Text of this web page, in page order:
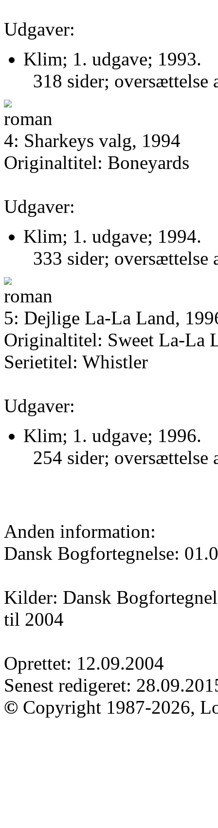
Udgaver:
Klim; 1. udgave; 1993.
318 sider; oversættelse
4: Sharkeys valg, 1994
Originaltitel: Boneyards
Udgaver:
Klim; 1. udgave; 1994.
333 sider; oversættelse
5: Dejlige La-La Land,
Originaltitel: Sweet La-La
Serietitel: Whistler
Udgaver:
Klim; 1. udgave; 1996.
254 sider; oversættelse
Anden information:
Dansk Bogfortegnelse:
Kilder: Dansk
til 2004
Oprettet: 12.09.2004
Senest redigeret:
© Copyright 1987-2026,